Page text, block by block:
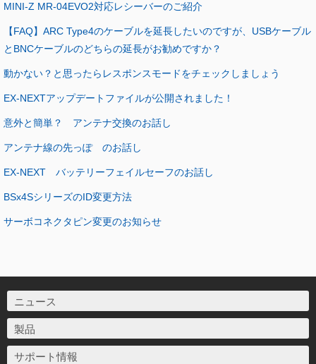
MINI-Z MR-04EVO2対応レシーバーのご紹介
【FAQ】ARC Type4のケーブルを延長したいのですが、USBケーブル
とBNCケーブルのどちらの延長がお勧めですか？
動かない？と思ったらレスポンスモードをチェックしましょう
EX-NEXTアップデートファイルが公開されました！
意外と簡単？ アンテナ交換のお話し
アンテナ線の先っぽ のお話し
EX-NEXT バッテリーフェイルセーフのお話し
BSx4SシリーズのID変更方法
サーボコネクタピン変更のお知らせ
ニュース
製品
サポート情報